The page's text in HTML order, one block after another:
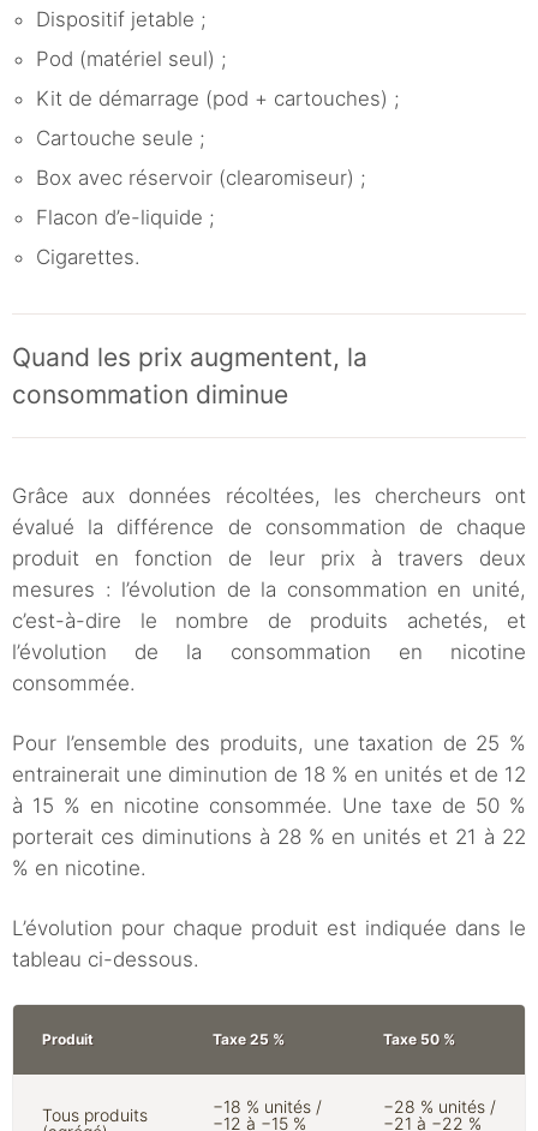
Dispositif jetable ;
Pod (matériel seul) ;
Kit de démarrage (pod + cartouches) ;
Cartouche seule ;
Box avec réservoir (clearomiseur) ;
Flacon d’e-liquide ;
Cigarettes.
Quand les prix augmentent, la
consommation diminue
Grâce aux données récoltées, les chercheurs ont
évalué la différence de consommation de chaque
produit en fonction de leur prix à travers deux
mesures : l’évolution de la consommation en unité,
c’est-à-dire le nombre de produits achetés, et
l’évolution de la consommation en nicotine
consommée.
Pour l’ensemble des produits, une taxation de 25 %
entrainerait une diminution de 18 % en unités et de 12
à 15 % en nicotine consommée. Une taxe de 50 %
porterait ces diminutions à 28 % en unités et 21 à 22
% en nicotine.
L’évolution pour chaque produit est indiquée dans le
tableau ci-dessous.
Produit Taxe 25 % Taxe 50 %
Tous produits
−18 % unités /
−12 à −15 %
−28 % unités /
−21 à −22 %